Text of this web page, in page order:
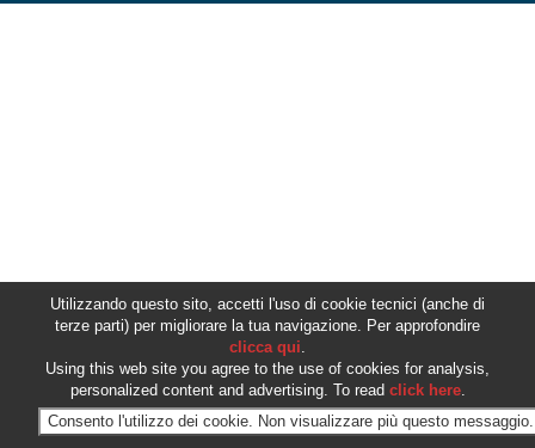
Utilizzando questo sito, accetti l'uso di cookie tecnici (anche di
terze parti) per migliorare la tua navigazione. Per approfondire
clicca qui.
Using this web site you agree to the use of cookies for analysis,
personalized content and advertising. To read click here.